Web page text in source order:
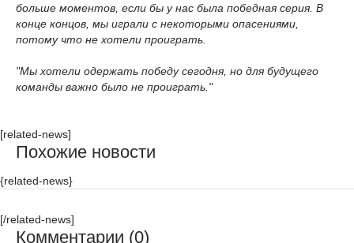
больше моментов, если бы у нас была победная серия. В
конце концов, мы играли с некоторыми опасениями,
потому что не хотели проиграть.
"Мы хотели одержать победу сегодня, но для будущего
команды важно было не проиграть."
[related-news]
Похожие новости
{related-news}
[/related-news]
Комментарии (0)